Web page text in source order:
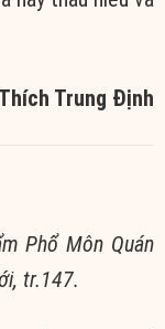
Trung Định
Phổ Môn Quán
tr.147.